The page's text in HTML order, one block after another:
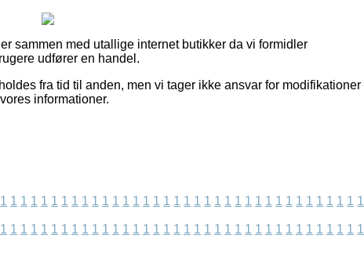
sammen med utallige internet butikker da vi formidler
udfører en handel.
fra tid til anden, men vi tager ikke ansvar for modifikationer
informationer.
1 1 1 1 1 1 1 1 1 1 1 1 1 1 1 1 1 1 1 1 1 1 1 1 1 1 1 1 1 1 1 1 1 1 1 1
1 1 1 1 1 1 1 1 1 1 1 1 1 1 1 1 1 1 1 1 1 1 1 1 1 1 1 1 1 1 1 1 1 1 1 1